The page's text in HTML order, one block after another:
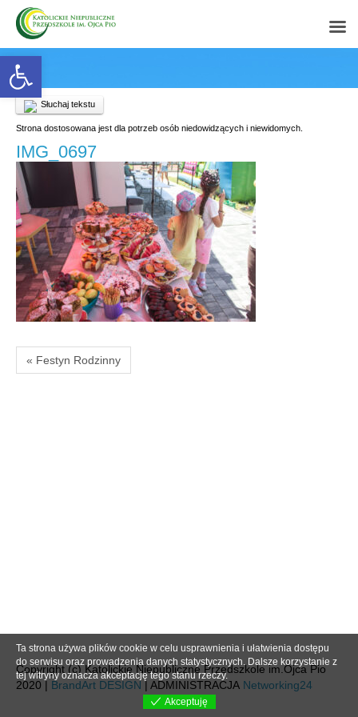
Open toolbar
Słuchaj tekstu
Strona dostosowana jest dla potrzeb osób niedowidzących i niewidomych.
IMG_0697
« Festyn Rodzinny
Copyright (c) Katolickie Niepubliczne Przedszkole im.Ojca Pio
2020 | BrandArt DESIGN | ADMINISTRACJA Networking24
Ta strona używa plików cookie w celu usprawnienia i ułatwienia dostępu
do serwisu oraz prowadzenia danych statystycznych. Dalsze korzystanie z
tej witryny oznacza akceptację tego stanu rzeczy.
Akceptuję